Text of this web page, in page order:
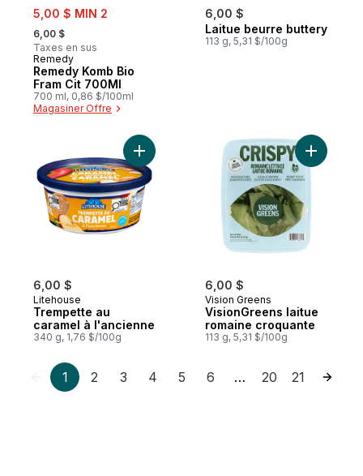
sale:
5,00 $ MIN 2
, formerly:
6,00 $
Taxes en sus
Remedy
Remedy Komb Bio
Fram Cit 700Ml
700 ml, 0,86 $/100ml
Magasiner Offre
6,00 $
Laitue beurre buttery
113 g, 5,31 $/100g
6,00 $
Litehouse
Trempette au
caramel à l'ancienne
340 g, 1,76 $/100g
Ajouter Trempette au caramel à
6,00 $
Vision Greens
VisionGreens laitue
romaine croquante
113 g, 5,31 $/100g
Ajouter
1 2 3 4 5 6 … 20 21